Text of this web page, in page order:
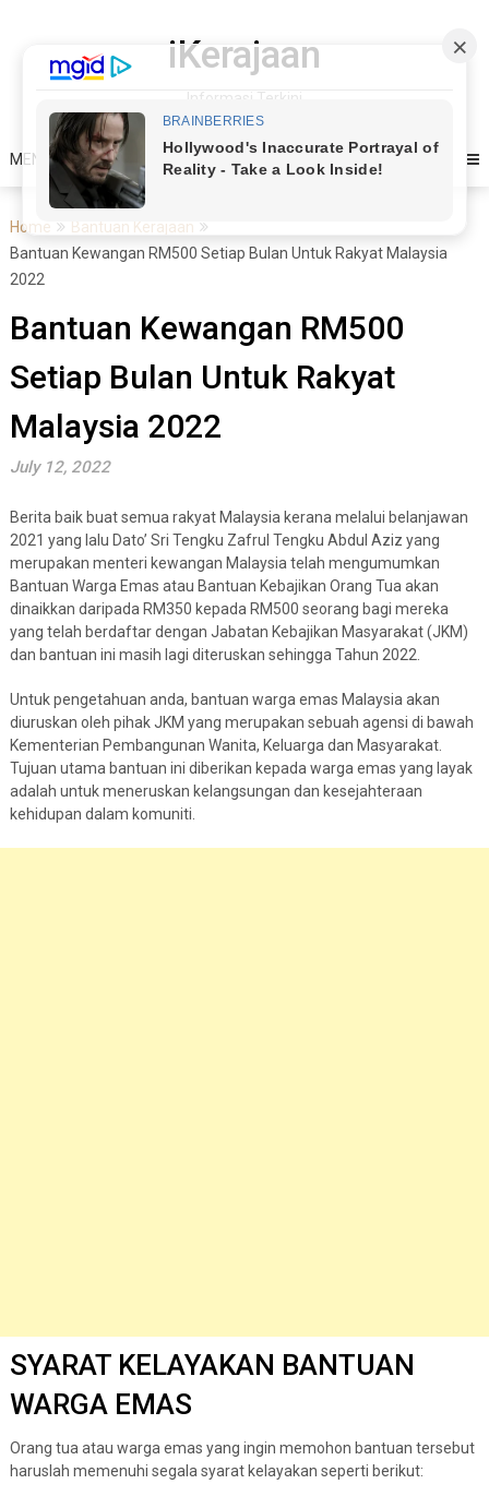
iKerajaan
Informasi Terkini
MENU
Home
Bantuan Kerajaan
Bantuan Kewangan RM500 Setiap Bulan Untuk Rakyat Malaysia
2022
Bantuan Kewangan RM500
Setiap Bulan Untuk Rakyat
Malaysia 2022
July 12, 2022
Berita baik buat semua rakyat Malaysia kerana melalui belanjawan
2021 yang lalu Dato’ Sri Tengku Zafrul Tengku Abdul Aziz yang
merupakan menteri kewangan Malaysia telah mengumumkan
Bantuan Warga Emas atau Bantuan Kebajikan Orang Tua akan
dinaikkan daripada RM350 kepada RM500 seorang bagi mereka
yang telah berdaftar dengan Jabatan Kebajikan Masyarakat (JKM)
dan bantuan ini masih lagi diteruskan sehingga Tahun 2022.
Untuk pengetahuan anda, bantuan warga emas Malaysia akan
diuruskan oleh pihak JKM yang merupakan sebuah agensi di bawah
Kementerian Pembangunan Wanita, Keluarga dan Masyarakat.
Tujuan utama bantuan ini diberikan kepada warga emas yang layak
adalah untuk meneruskan kelangsungan dan kesejahteraan
kehidupan dalam komuniti.
SYARAT KELAYAKAN BANTUAN
WARGA EMAS
Orang tua atau warga emas yang ingin memohon bantuan tersebut
haruslah memenuhi segala syarat kelayakan seperti berikut: